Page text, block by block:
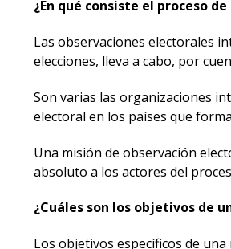
¿En qué consiste el proceso
Las observaciones electorales
elecciones, lleva a cabo, por
Son varias las organizaciones
electoral en los países que
Una misión de observación
absoluto a los actores del
¿Cuáles son los objetivos de
Los objetivos específicos de